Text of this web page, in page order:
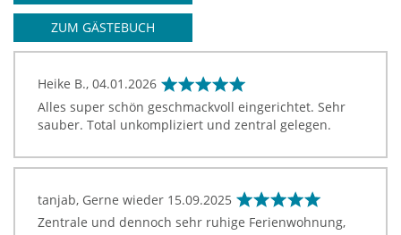
ZUM GÄSTEBUCH
Heike B., 04.01.2026
Alles super schön geschmackvoll eingerichtet. Sehr
sauber. Total unkompliziert und zentral gelegen.
tanjab, Gerne wieder 15.09.2025
Zentrale und dennoch sehr ruhige Ferienwohnung,